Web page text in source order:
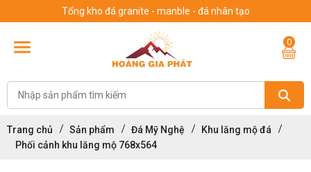
Tổng kho đá granite - manble - đá nhân tạo
0
Trang chủ Sản phẩm Đá Mỹ Nghệ
Khu lăng mộ đá
Phối cảnh khu lăng mộ 768x564